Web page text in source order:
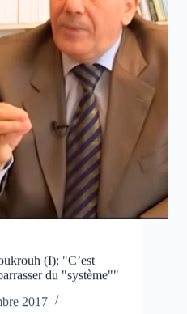
(I): "C’est
du "système""
2017